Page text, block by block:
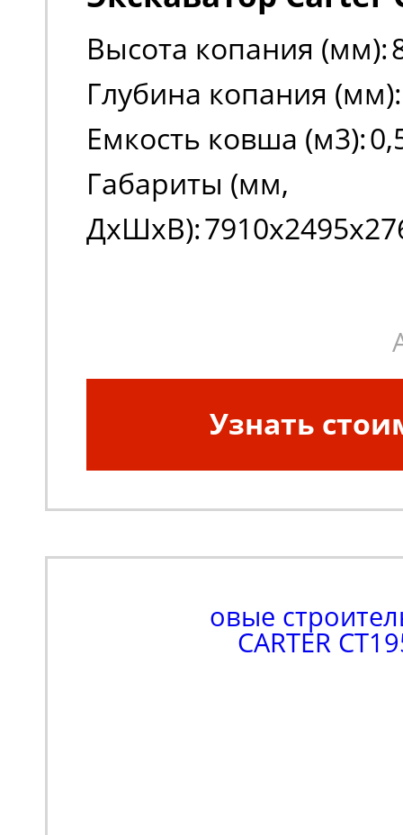
Высота копания (мм):
Глубина копания (мм):
Емкость ковша (м3):
Габариты (мм,
ДxШxВ):
Узнать